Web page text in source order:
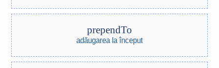
prependTo
adăugarea la început